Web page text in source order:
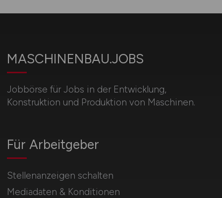
MASCHINENBAU.JOBS
Jobbörse für Jobs in der Entwicklung,
Konstruktion und Produktion von Maschinen.
Für Arbeitgeber
Stellenanzeigen schalten
Mediadaten & Konditionen